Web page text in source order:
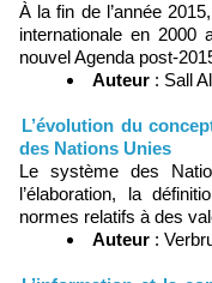
À la fin de l’année
internationale en 2000
nouvel Agenda post-
Auteur : Sall
L’évolution du
des Nations Unies
Le système des
l’élaboration, la
normes relatifs à des
Auteur :